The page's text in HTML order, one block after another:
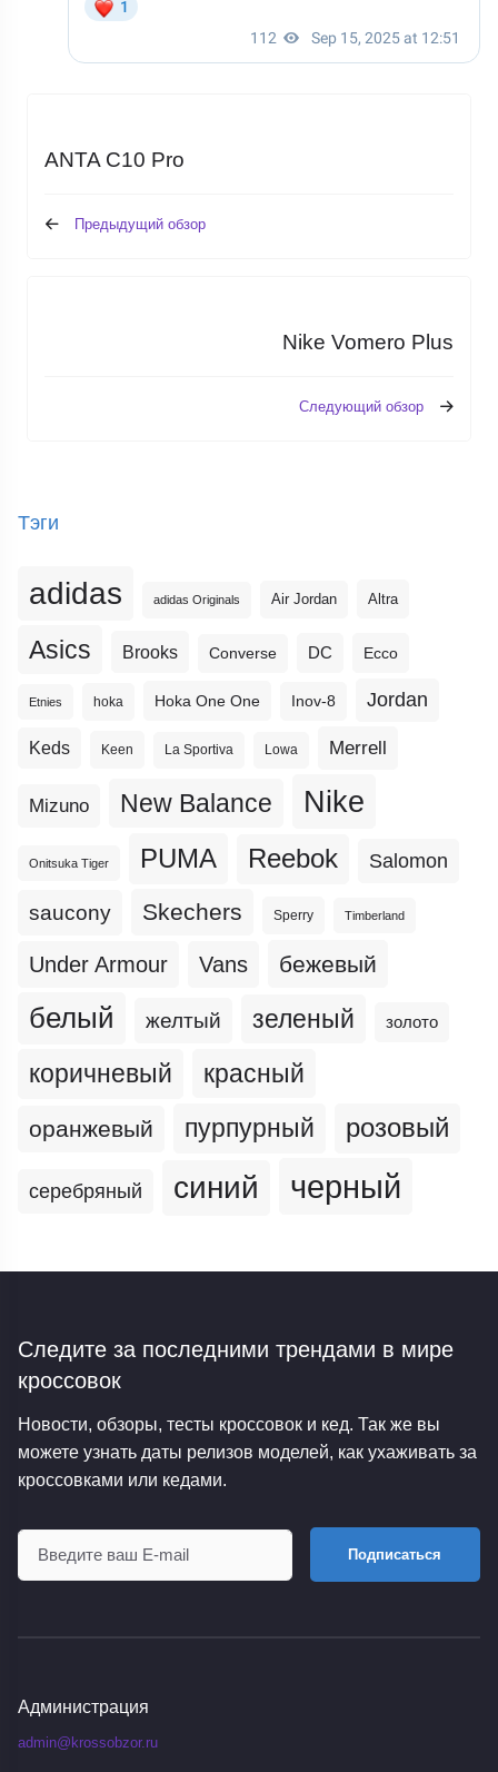
ANTA C10 Pro
Предыдущий обзор
Nike Vomero Plus
Следующий обзор
Тэги
adidas adidas Originals Air Jordan Altra
Asics Brooks Converse DC Ecco
Etnies hoka Hoka One One Inov-8 Jordan
Keds Keen La Sportiva Lowa Merrell
Mizuno New Balance Nike
Onitsuka Tiger PUMA Reebok Salomon
saucony Skechers Sperry Timberland
Under Armour Vans бежевый
белый желтый зеленый золото
коричневый красный
оранжевый пурпурный розовый
серебряный синий черный
Следите за последними трендами в мире
кроссовок
Новости, обзоры, тесты кроссовок и кед. Так же вы
можете узнать даты релизов моделей, как ухаживать за
кроссовками или кедами.
Подписаться
Администрация
admin@krossobzor.ru